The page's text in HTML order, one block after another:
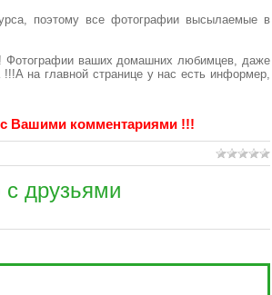
поэтому все фотографии высылаемые в
Фотографии ваших домашних любимцев, даже
на главной странице у нас есть информер,
Вашими комментариями !!!
друзьями